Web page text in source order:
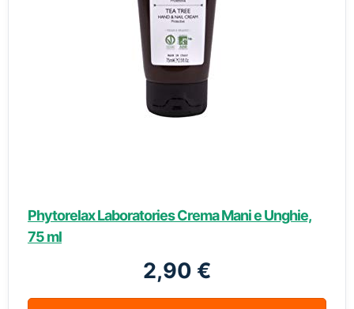
Phytorelax Laboratories Crema Mani e Unghie,
75 ml
2,90 €